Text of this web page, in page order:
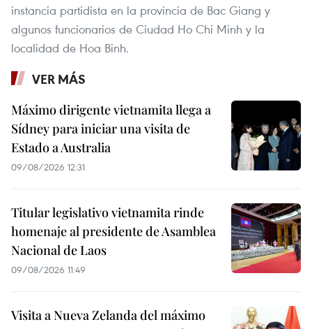
instancia partidista en la provincia de Bac Giang y
algunos funcionarios de Ciudad Ho Chi Minh y la
localidad de Hoa Binh.
VER MÁS
Máximo dirigente vietnamita llega a
Sídney para iniciar una visita de
Estado a Australia
09/08/2026 12:31
Titular legislativo vietnamita rinde
homenaje al presidente de Asamblea
Nacional de Laos
09/08/2026 11:49
Visita a Nueva Zelanda del máximo